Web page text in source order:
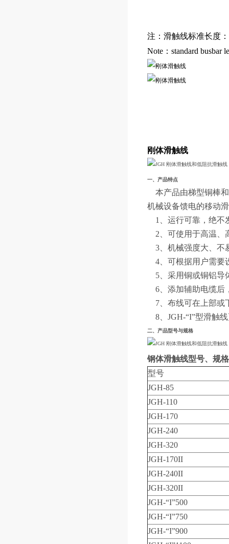
注：滑触线标准长度
Note：standard busbar
刚体滑触线
一、产品特点
本产品由梯型铜棒和
机械设备馈电的移动
1、运行可靠，绝不
2、可使用于高温、
3、机械强度大、不
4、可根据用户需要
5、采用铜或铜铝导
6、添加辅助电缆后
7、布线可在上部或
8、JGH-“I”型滑触
二、产品型号与规格
钢体滑触线型号、规
型号
JGH-85
JGH-110
JGH-170
JGH-240
JGH-320
JGH-170II
JGH-240II
JGH-320II
JGH-“I”500
JGH-“I”750
JGH-“I”900